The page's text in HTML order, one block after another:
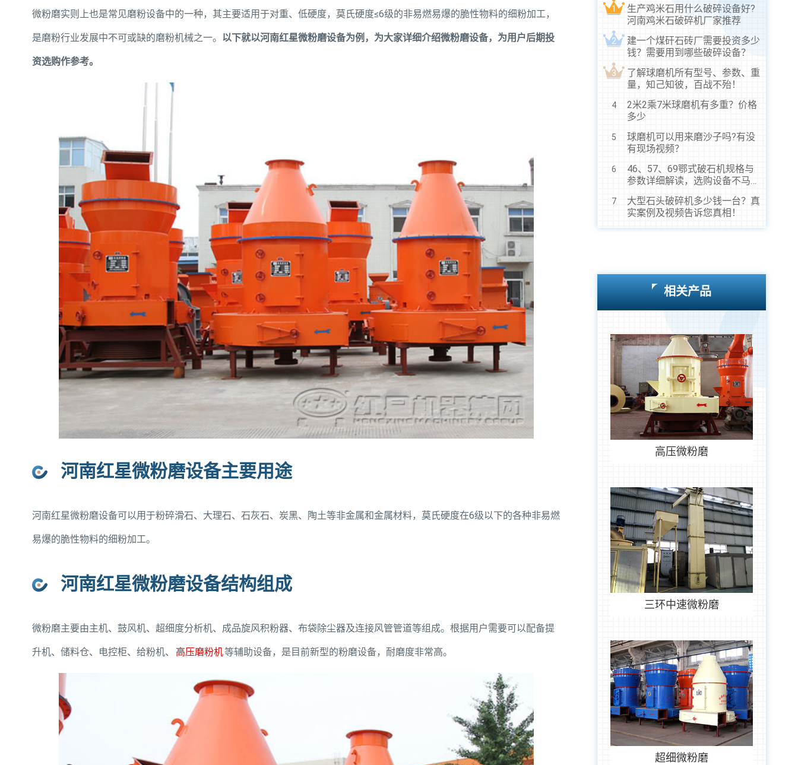
微粉磨实则上也是常见磨粉设备中的一种，其主要适用于对重、低硬度，莫氏硬度≤6级的非易燃易爆的脆性物料的细粉加工，
是磨粉行业发展中不可或缺的磨粉机械之一。 以下就以河南红星微粉磨设备为例，为大家详细介绍微粉磨设备，为用户后期投
资选购作参考。
河南红星微粉磨设备主要用途
河南红星微粉磨设备可以用于粉碎滑石、大理石、石灰石、炭黑、陶土等非金属和金属材料，莫氏硬度在6级以下的各种非易燃
易爆的脆性物料的细粉加工。
河南红星微粉磨设备结构组成
微粉磨主要由主机、鼓风机、超细度分析机、成品旋风积粉器、布袋除尘器及连接风管管道等组成。根据用户需要可以配备提
升机、储料仓、电控柜、给粉机、 高压磨粉机等辅助设备，是目前新型的粉磨设备，耐磨度非常高。
1
生产鸡米石用什么破碎设备好?
河南鸡米石破碎机厂家推荐
2
建一个煤矸石砖厂需要投资多少
钱？需要用到哪些破碎设备？
3
了解球磨机所有型号、参数、重
量，知己知彼，百战不殆！
4
2米2乘7米球磨机有多重？价格
多少
5
球磨机可以用来磨沙子吗?有没
有现场视频？
6
46、57、69鄂式破石机规格与
参数详细解读，选购设备不马
7
大型石头破碎机多少钱一台？真
实案例及视频告诉您真相！
相关产品
高压微粉磨
三环中速微粉磨
超细微粉磨